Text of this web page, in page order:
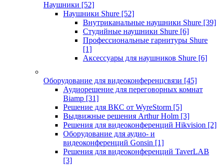
Наушники [52]
Наушники Shure [52]
Внутриканальные наушники Shure [39]
Студийные наушники Shure [6]
Профессиональные гарнитуры Shure
[1]
Аксессуары для наушников Shure [6]
Оборудование для видеоконференцсвязи [45]
Аудиорешение для переговорных комнат
Biamp [31]
Решение для ВКС от WyreStorm [5]
Выдвижные решения Arthur Holm [3]
Решения для видеоконференций Hikvision [2]
Оборудование для аудио- и
видеоконференций Gonsin [1]
Решения для видеоконференций TaverLAB
[3]